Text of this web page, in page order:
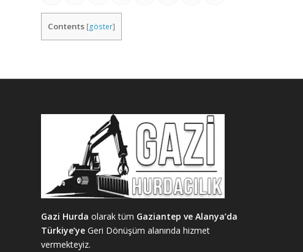
Contents [göster]
Gazi Hurda olarak tüm Gaziantep ve Alanya’da
Türkiye’ye Geri Dönüşüm alanında hizmet
vermekteyiz.